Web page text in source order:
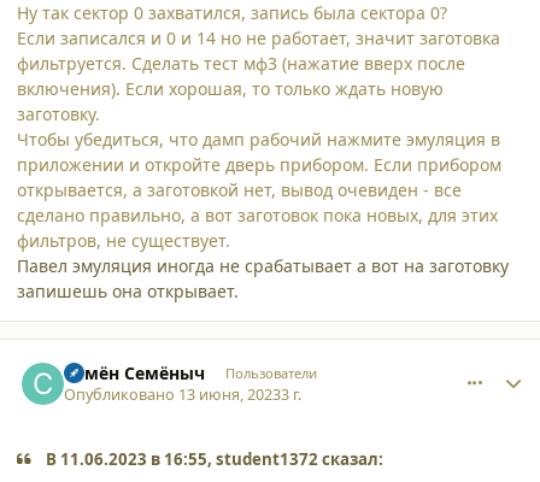
Ну так сектор 0 захватился, запись была сектора 0?
Если записался и 0 и 14 но не работает, значит заготовка
фильтруется. Сделать тест мф3 (нажатие вверх после
включения). Если хорошая, то только ждать новую
заготовку.
Чтобы убедиться, что дамп рабочий нажмите эмуляция в
приложении и откройте дверь прибором. Если прибором
открывается, а заготовкой нет, вывод очевиден - все
сделано правильно, а вот заготовок пока новых, для этих
фильтров, не существует.
Павел эмуляция иногда не срабатывает а вот на заготовку
запишешь она открывает.
Семён Семёныч Пользователи
Опубликовано 13 июня, 20233 г.
В 11.06.2023 в 16:55, student1372 сказал: